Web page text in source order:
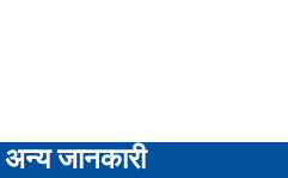
अन्य जानकारी